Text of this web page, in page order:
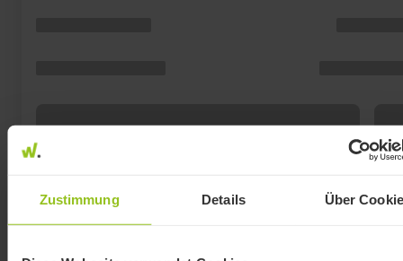
Zustimmung Details Über